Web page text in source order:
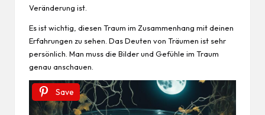
Veränderung ist.
Es ist wichtig, diesen Traum im Zusammenhang mit deinen
Erfahrungen zu sehen. Das Deuten von Träumen ist sehr
persönlich. Man muss die Bilder und Gefühle im Traum
genau anschauen.
Save